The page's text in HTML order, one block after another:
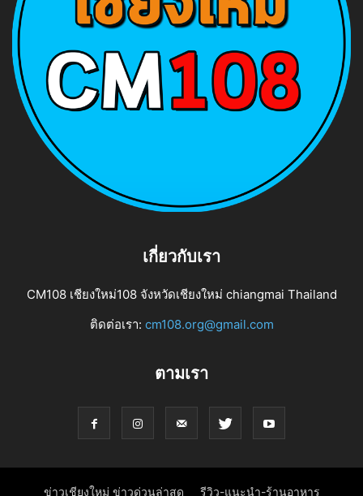
เกี่ยวกับเรา
CM108 เชียงใหม่108 จังหวัดเชียงใหม่ chiangmai Thailand
ติดต่อเรา: cm108.org@gmail.com
ตามเรา
ข่าวเชียงใหม่ ข่าวด่วนล่าสุด รีวิว-แนะนำ-ร้านอาหาร